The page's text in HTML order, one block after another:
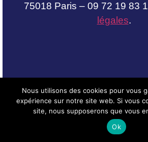
75018 Paris – 09 72 19 83
légales.
Nous utilisons des cookies pour vous
expérience sur notre site web. Si vous
site, nous supposerons que vous
Ok